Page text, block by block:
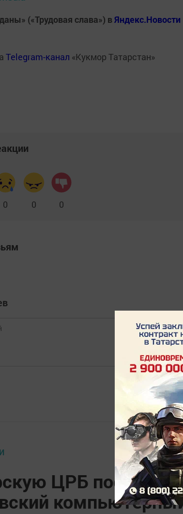
(«Трудовая слава») вЯндекс.Новости
Telegram-канал «Кукмор Татарстан»
0 0 0
ЦРБ поступит